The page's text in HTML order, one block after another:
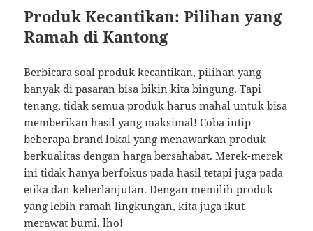
Produk Kecantikan: Pilihan yang
Ramah di Kantong
Berbicara soal produk kecantikan, pilihan yang
banyak di pasaran bisa bikin kita bingung. Tapi
tenang, tidak semua produk harus mahal untuk bisa
memberikan hasil yang maksimal! Coba intip
beberapa brand lokal yang menawarkan produk
berkualitas dengan harga bersahabat. Merek-merek
ini tidak hanya berfokus pada hasil tetapi juga pada
etika dan keberlanjutan. Dengan memilih produk
yang lebih ramah lingkungan, kita juga ikut
merawat bumi, lho!